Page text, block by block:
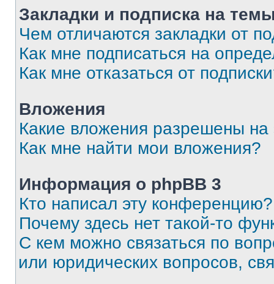
Закладки и подписка на
Чем отличаются закладки от
Как мне подписаться на
Как мне отказаться от
Вложения
Какие вложения разрешены
Как мне найти мои вложения?
Информация о phpBB 3
Кто написал эту конференцию?
Почему здесь нет такой-то
С кем можно связаться по
или юридических вопросов,